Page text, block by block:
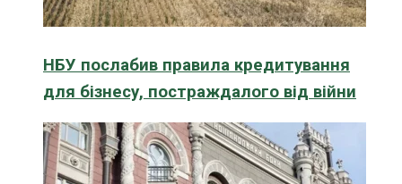
НБУ послабив правила кредитування
для бізнесу, постраждалого від війни